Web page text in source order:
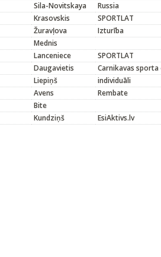
Sila-Novitskaya
Russia
Krasovskis
SPORTLAT
Žuravļova
Izturība
Mednis
Lanceniece
SPORTLAT
Daugavietis
Carnikavas sporta
Liepiņš
individuāli
Avens
Rembate
Bite
Kundziņš EsiAktivs.lv